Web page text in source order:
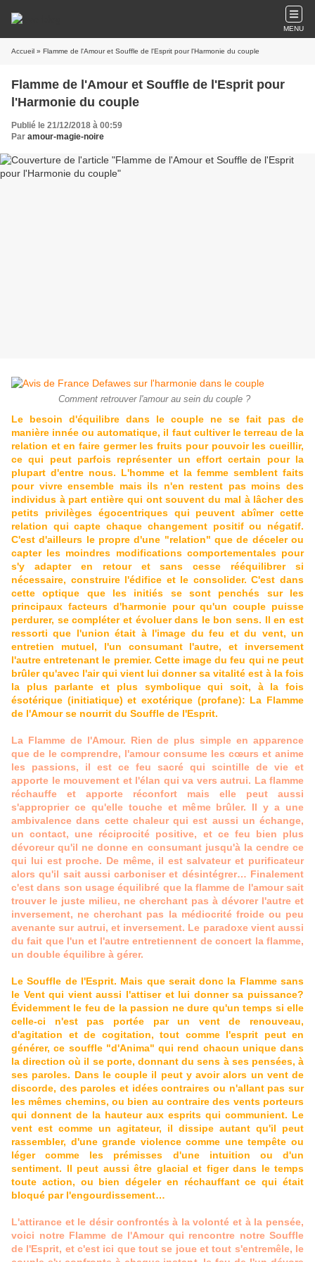
MENU
Accueil » Flamme de l'Amour et Souffle de l'Esprit pour l'Harmonie du couple
Flamme de l'Amour et Souffle de l'Esprit pour
l'Harmonie du couple
Publié le 21/12/2018 à 00:59
Par amour-magie-noire
Comment retrouver l'amour au sein du couple ?
Le besoin d'équilibre dans le couple ne se fait pas de
manière innée ou automatique, il faut cultiver le terreau de la
relation et en faire germer les fruits pour pouvoir les cueillir,
ce qui peut parfois représenter un effort certain pour la
plupart d'entre nous. L'homme et la femme semblent faits
pour vivre ensemble mais ils n'en restent pas moins des
individus à part entière qui ont souvent du mal à lâcher des
petits privilèges égocentriques qui peuvent abîmer cette
relation qui capte chaque changement positif ou négatif.
C'est d'ailleurs le propre d'une "relation" que de déceler ou
capter les moindres modifications comportementales pour
s'y adapter en retour et sans cesse rééquilibrer si
nécessaire, construire l'édifice et le consolider. C'est dans
cette optique que les initiés se sont penchés sur les
principaux facteurs d'harmonie pour qu'un couple puisse
perdurer, se compléter et évoluer dans le bon sens. Il en est
ressorti que l'union était à l'image du feu et du vent, un
entretien mutuel, l'un consumant l'autre, et inversement
l'autre entretenant le premier. Cette image du feu qui ne peut
brûler qu'avec l'air qui vient lui donner sa vitalité est à la fois
la plus parlante et plus symbolique qui soit, à la fois
ésotérique (initiatique) et exotérique (profane): La Flamme
de l'Amour se nourrit du Souffle de l'Esprit.
La Flamme de l'Amour. Rien de plus simple en apparence
que de le comprendre, l'amour consume les cœurs et anime
les passions, il est ce feu sacré qui scintille de vie et
apporte le mouvement et l'élan qui va vers autrui. La flamme
réchauffe et apporte réconfort mais elle peut aussi
s'approprier ce qu'elle touche et même brûler. Il y a une
ambivalence dans cette chaleur qui est aussi un échange,
un contact, une réciprocité positive, et ce feu bien plus
dévoreur qu'il ne donne en consumant jusqu'à la cendre ce
qui lui est proche. De même, il est salvateur et purificateur
alors qu'il sait aussi carboniser et désintégrer… Finalement
c'est dans son usage équilibré que la flamme de l'amour sait
trouver le juste milieu, ne cherchant pas à dévorer l'autre et
inversement, ne cherchant pas la médiocrité froide ou peu
avenante sur autrui, et inversement. Le paradoxe vient aussi
du fait que l'un et l'autre entretiennent de concert la flamme,
un double équilibre à gérer.
Le Souffle de l'Esprit. Mais que serait donc la Flamme sans
le Vent qui vient aussi l'attiser et lui donner sa puissance?
Évidemment le feu de la passion ne dure qu'un temps si elle
celle-ci n'est pas portée par un vent de renouveau,
d'agitation et de cogitation, tout comme l'esprit peut en
générer, ce souffle "d'Anima" qui rend chacun unique dans
la direction où il se porte, donnant du sens à ses pensées, à
ses paroles. Dans le couple il peut y avoir alors un vent de
discorde, des paroles et idées contraires ou n'allant pas sur
les mêmes chemins, ou bien au contraire des vents porteurs
qui donnent de la hauteur aux esprits qui communient. Le
vent est comme un agitateur, il dissipe autant qu'il peut
rassembler, d'une grande violence comme une tempête ou
léger comme les prémisses d'une intuition ou d'un
sentiment. Il peut aussi être glacial et figer dans le temps
toute action, ou bien dégeler en réchauffant ce qui était
bloqué par l'engourdissement…
L'attirance et le désir confrontés à la volonté et à la pensée,
voici notre Flamme de l'Amour qui rencontre notre Souffle
de l'Esprit, et c'est ici que tout se joue et tout s'entremêle, le